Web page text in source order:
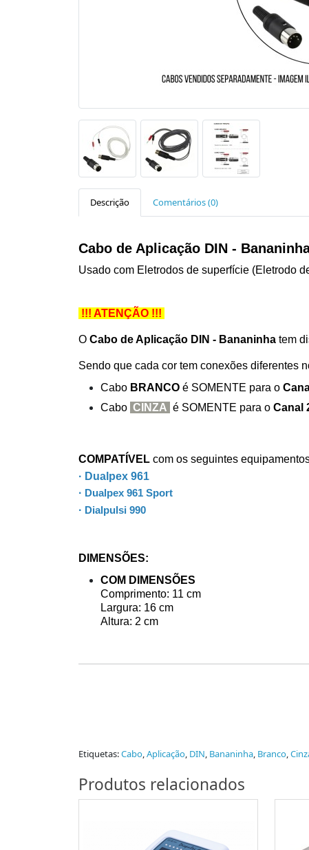
Descrição Comentários (0)
Cabo de Aplicação DIN -
Usado com Eletrodos de superfície (Eletrodo
!!! ATENÇÃO !!!
O Cabo de Aplicação DIN - Bananinha tem
Sendo que cada cor tem conexões diferentes
Cabo BRANCO é SOMENTE para o
Cabo CINZA é SOMENTE para o Canal
COMPATÍVEL com os seguintes
· Dualpex 961
· Dualpex 961 Sport
· Dialpulsi 990
DIMENSÕES:
COM DIMENSÕES
Comprimento: 11 cm
Largura: 16 cm
Altura: 2 cm
Etiquetas:Cabo,Aplicação, DIN, Bananinha, Branco,
Produtos relacionados